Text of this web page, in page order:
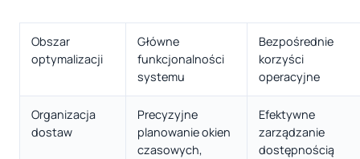
Obszar
optymalizacji
Główne
funkcjonalności
systemu
Bezpośrednie
korzyści
operacyjne
Organizacja
dostaw
Precyzyjne
planowanie okien
czasowych,
Efektywne
zarządzanie
dostępnością